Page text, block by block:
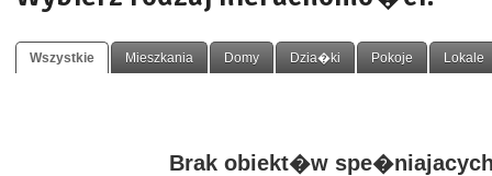
Wszystkie Mieszkania Domy Dzia�ki Pokoje Lokale
Brak obiekt�w